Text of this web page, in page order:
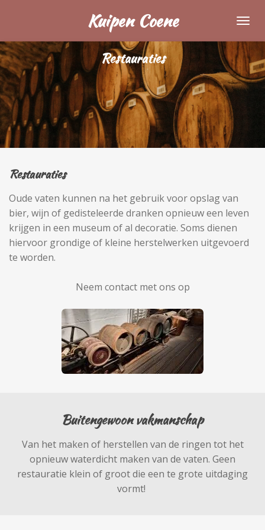
naar
de
hoofdinhoud
Kuipen Coene
Restauraties
Restauraties
Oude vaten kunnen na het gebruik voor opslag van
bier, wijn of gedisteleerde dranken opnieuw een leven
krijgen in een museum of al decoratie. Soms dienen
hiervoor grondige of kleine herstelwerken uitgevoerd
te worden.
Neem contact met ons op
Buitengewoon vakmanschap
Van het maken of herstellen van de ringen tot het
opnieuw waterdicht maken van de vaten. Geen
restauratie klein of groot die een te grote uitdaging
vormt!